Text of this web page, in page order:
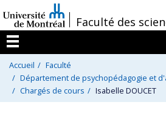
au
contenu
/Faculté des
Menu
Accueil
Faculté
Département de psychopédagogie et
Chargés de cours
Isabelle DOUCET